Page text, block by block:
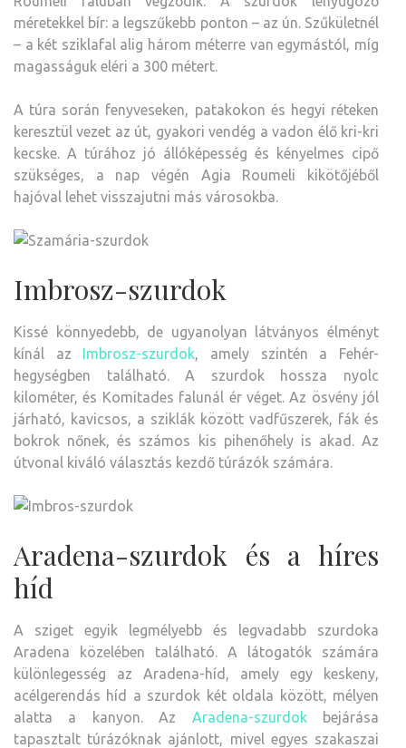
méretekkel bír: a legszűkebb ponton – az ún. Szűkületnél
– a két sziklafal alig három méterre van egymástól, míg
magasságuk eléri a 300 métert.
A túra során fenyveseken, patakokon és hegyi réteken
keresztül vezet az út, gyakori vendég a vadon élő kri-kri
kecske. A túrához jó állóképesség és kényelmes cipő
szükséges, a nap végén Agia Roumeli kikötőjéből
hajóval lehet visszajutni más városokba.
Imbrosz-szurdok
Kissé könnyedebb, de ugyanolyan látványos élményt
kínál az Imbrosz-szurdok, amely szintén a Fehér-
hegységben található. A szurdok hossza nyolc
kilométer, és Komitades falunál ér véget. Az ösvény jól
járható, kavicsos, a sziklák között vadfűszerek, fák és
bokrok nőnek, és számos kis pihenőhely is akad. Az
útvonal kiváló választás kezdő túrázók számára.
Aradena-szurdok és a híres
híd
A sziget egyik legmélyebb és legvadabb szurdoka
Aradena közelében található. A látogatók számára
különlegesség az Aradena-híd, amely egy keskeny,
acélgerendás híd a szurdok két oldala között, mélyen
alatta a kanyon. Az Aradena-szurdokbejárása
tapasztalt túrázóknak ajánlott, mivel egyes szakaszai